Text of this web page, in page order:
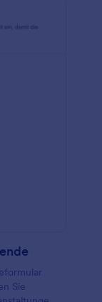
Sie